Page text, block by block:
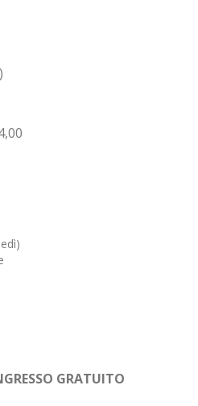
da Letizia
GRATUITO